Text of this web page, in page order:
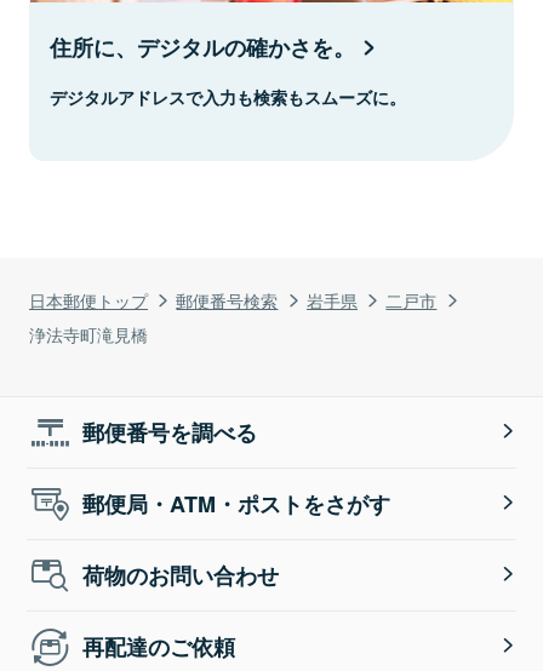
日本郵便トップ 郵便番号検索 岩手県
二戸市
浄法寺町滝見橋
住所に、デジタルの確かさを。
デジタルアドレスで入力も検索もスムーズに。
郵便番号を調べる
郵便局・ATM・ポストをさがす
荷物のお問い合わせ
再配達のご依頼